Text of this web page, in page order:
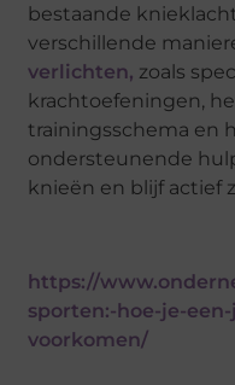
bestaande
verschillende
verlichten, zoals
krachtoefeningen,
trainingsschema en
ondersteunende
knieën en blijf actief
https://
sporten:-hoe-je-
voorkomen/